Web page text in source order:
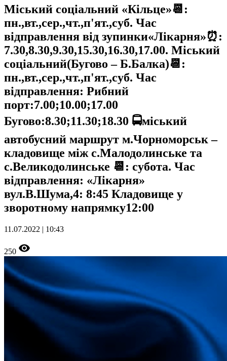
Міський соціальний «Кільце»📆:
пн.,вт.,сер.,чт.,п'ят.,суб. Час
відправлення від зупинки«Лікарня»⏰:
7.30,8.30,9.30,15.30,16.30,17.00. Міський
соціальний(Бугово – Б.Балка)📆:
пн.,вт.,сер.,чт.,п'ят.,суб. Час
відправлення: Рибний
порт:7.00;10.00;17.00
Бугово:8.30;11.30;18.30 🚍міський
автобусний маршрут м.Чорноморськ –
кладовище між с.Малодолинське та
с.Великодолинське 📆: субота. Час
відправлення: «Лікарня»
вул.В.Шума,4: 8:45 Кладовище у
зворотному напрямку12:00
11.07.2022 | 10:43
250